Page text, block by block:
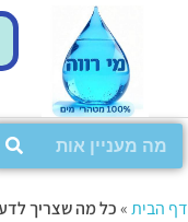
דף הבית»כל מה שצריך